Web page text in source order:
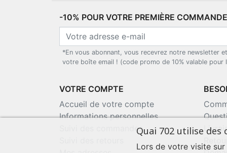
-10% POUR VOTRE PREMIÈRE
*En vous abonnant, vous recevrez notre newsletter
votre boîte email ! (code promo de 10% valable pour
VOTRE COMPTE
Accueil de votre compte
Informations personnelles
Suivi des commandesQuai 702 utilise des
Lors de votre visite